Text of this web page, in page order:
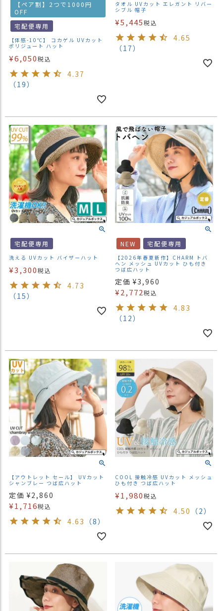
【ペア割】2つで1000円
OFF
宅配便専用
【体感-10℃】 コカゲル UVカット
ポリジュート ハット
¥6,050税込
4.37
（19）
タオル UVカット エレガント リバー
シブル 帽子
¥5,445税込
4.65
（17）
宅配便専用
洗える UVカット バイザーハット
¥3,300税込
4.73
（15）
NEW 宅配便専用
【2026年春夏新作】CHARM トバ
ヘン メッシュ UVカット ひも付き
つば広ハット
定価 ¥3,960
¥2,772税込
4.83
（12）
【アウトレット セール】 UVカット
シャンブレー つば広ハット
定価 ¥2,860
¥1,716税込
4.63 （8）
COOL 接触冷感 UVカット メッシュ
ひも付き つば広ハット
¥1,980税込
4.50 （2）